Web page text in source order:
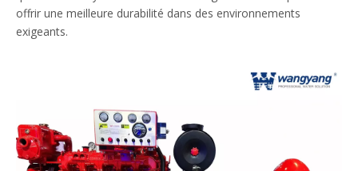
offrir une meilleure durabilité dans des environnements
exigeants.